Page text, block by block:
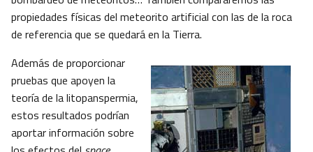
propiedades físicas del meteorito artificial con las de la roca
de referencia que se quedará en la Tierra.
Además de proporcionar
pruebas que apoyen la
teoría de la litopanspermia,
estos resultados podrían
aportar información sobre